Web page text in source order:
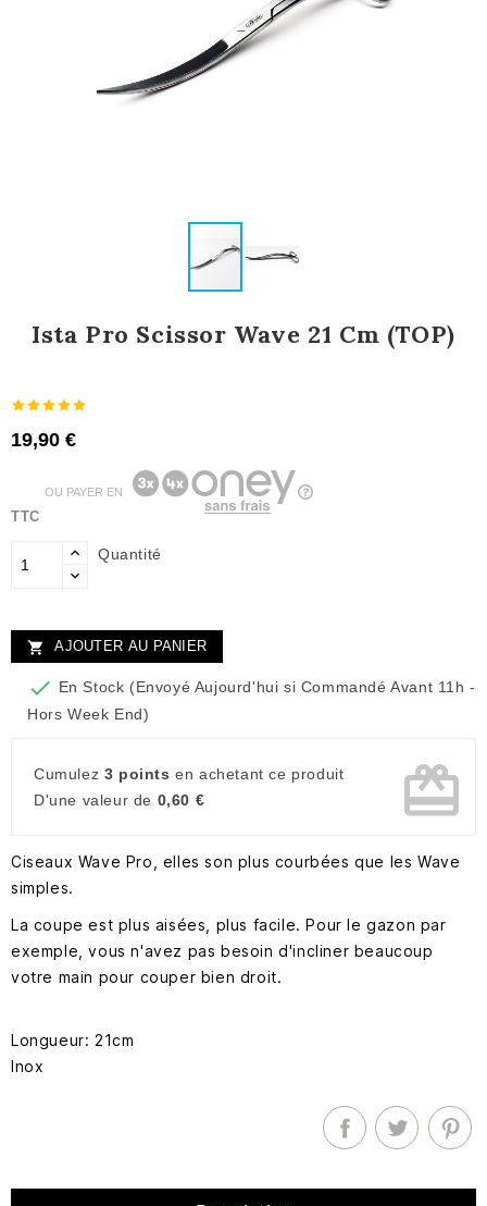
Ista Pro Scissor Wave 21 Cm (TOP)
19,90 €
TTC
OU PAYER EN
Quantité
 AJOUTER AU PANIER
 En Stock (Envoyé Aujourd'hui si Commandé Avant 11h -
Hors Week End)
Cumulez 3 points en achetant ce produit
D'une valeur de 0,60 € card_giftcard
Ciseaux Wave Pro, elles son plus courbées que les Wave
simples.
La coupe est plus aisées, plus facile. Pour le gazon par
exemple, vous n'avez pas besoin d'incliner beaucoup
votre main pour couper bien droit.
Longueur: 21cm
Inox